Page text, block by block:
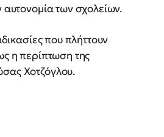
αυτονομία των σχολείων.
που πλήττουν
η περίπτωση της
Χοτζόγλου.